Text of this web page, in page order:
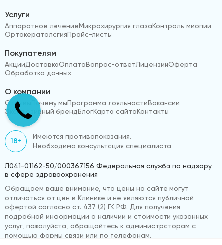
Услуги
Аппаратное лечениеМикрохирургия глазаКонтроль миопии
ОртокератологияПрайс-листы
Покупателям
АкцииДоставкаОплатаВопрос-ответЛицензииОферта
Обработка данных
О компании
Отзывы Почему мыПрограмма лояльностиВакансии
Эксклюзивный брендБлогКарта сайтаКонтакты
18+
Имеются противопоказания.
Необходима консультация специалиста
Л041-01162-50/000367156 Федеральная служба по надзору
в сфере здравоохранения
Обращаем ваше внимание, что цены на сайте могут
отличаться от цен в Клинике и не являются публичной
офертой согласно ст. 437 (2) ГК РФ. Для получения
подробной информации о наличии и стоимости указанных
услуг, пожалуйста, обращайтесь к администраторам с
помощью формы связи или по телефонам.